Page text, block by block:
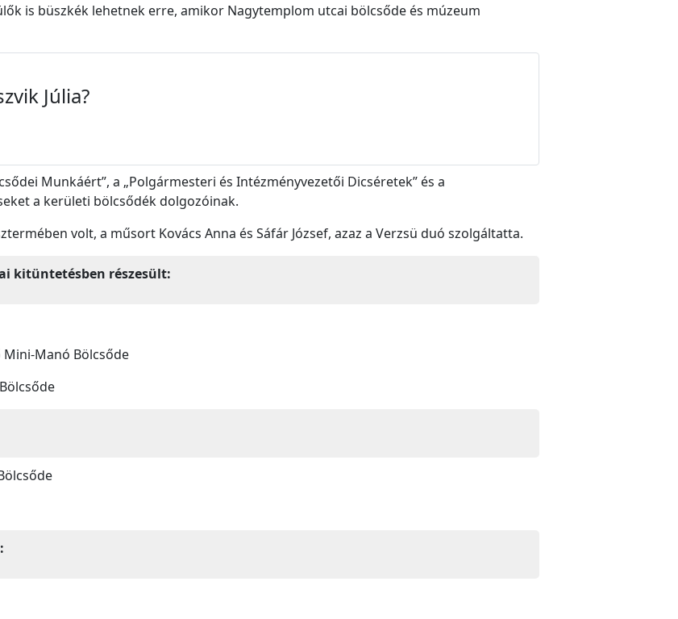
is büszkék lehetnek erre, amikor Nagytemplom utcai bölcsőde és múzeum
Júlia?
Munkáért”, a „Polgármesteri és Intézményvezetői Dicséretek” és a
a kerületi bölcsődék dolgozóinak.
volt, a műsort Kovács Anna és Sáfár József, azaz a Verzsü duó szolgáltatta.
kitüntetésben részesült:
Manó Bölcsőde